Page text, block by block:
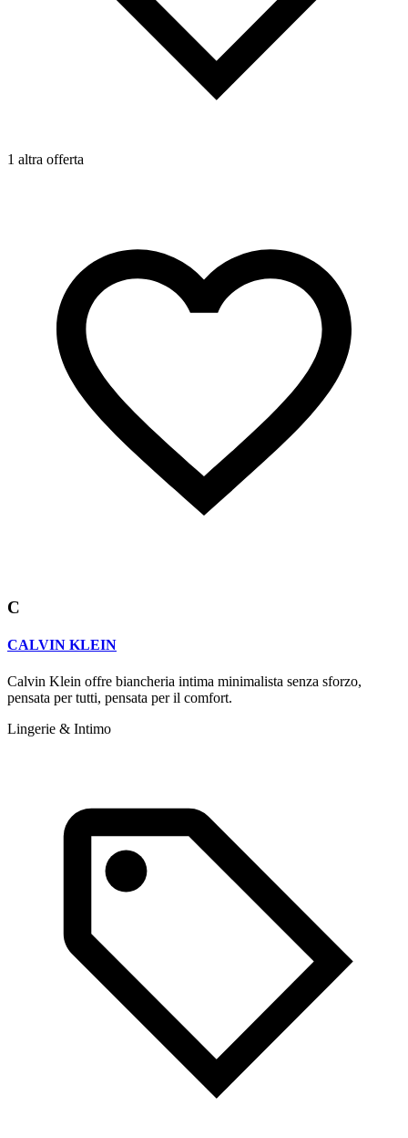
1 altra offerta
C
CALVIN KLEIN
Calvin Klein offre biancheria intima minimalista senza sforzo,
pensata per tutti, pensata per il comfort.
Lingerie & Intimo